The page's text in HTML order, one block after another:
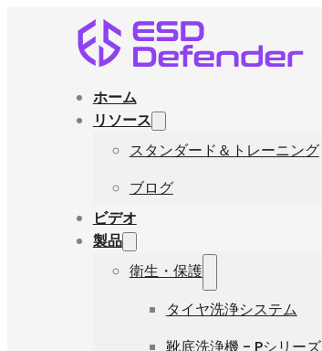
ホーム
リソース
スタンダード＆トレーニング
ブログ
ビデオ
製品
衛生・保護
タイヤ洗浄システム